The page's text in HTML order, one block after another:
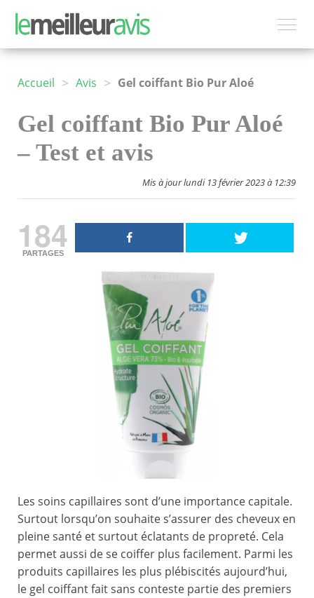
Accueil > Avis > Gel coiffant Bio Pur Aloé
Gel coiffant Bio Pur Aloé
– Test et avis
Mis à jour lundi 13 février 2023 à 12:39
184
PARTAGES
Les soins capillaires sont d’une importance capitale.
Surtout lorsqu’on souhaite s’assurer des cheveux en
pleine santé et surtout éclatants de propreté. Cela
permet aussi de se coiffer plus facilement. Parmi les
produits capillaires les plus plébiscités aujourd’hui,
le gel coiffant fait sans conteste partie des premiers